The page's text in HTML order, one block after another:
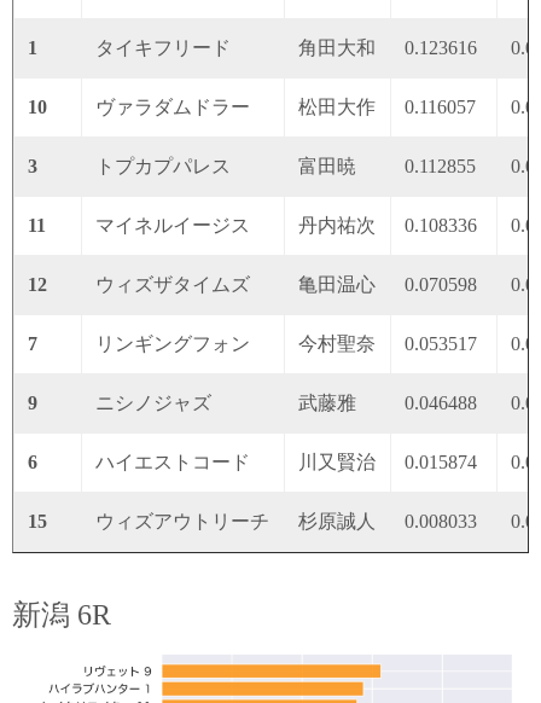
1 タイキフリード 角田大和 0.123616
10 ヴァラダムドラー 松田大作 0.116057
3 トプカプパレス 富田暁 0.112855
11 マイネルイージス 丹内祐次 0.108336
12 ウィズザタイムズ 亀田温心 0.070598
7 リンギングフォン 今村聖奈 0.053517
9 ニシノジャズ 武藤雅 0.046488
6 ハイエストコード 川又賢治 0.015874
15 ウィズアウトリーチ 杉原誠人 0.008033
新潟 6R